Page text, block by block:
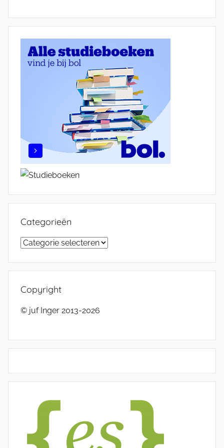
Categorieën
Categorieën
Copyright
© juf Inger 2013-2026